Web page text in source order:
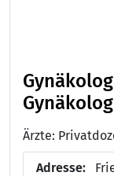
Adresse: